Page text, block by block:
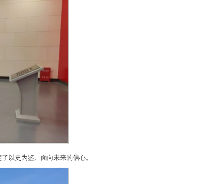
以史为鉴、面向未来的信心。